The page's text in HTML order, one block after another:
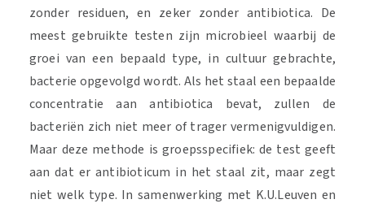
zonder residuen, en zeker zonder antibiotica. De
meest gebruikte testen zijn microbieel waarbij de
groei van een bepaald type, in cultuur gebrachte,
bacterie opgevolgd wordt. Als het staal een bepaalde
concentratie aan antibiotica bevat, zullen de
bacteriën zich niet meer of trager vermenigvuldigen.
Maar deze methode is groepsspecifiek: de test geeft
aan dat er antibioticum in het staal zit, maar zegt
niet welk type. In samenwerking met K.U.Leuven en